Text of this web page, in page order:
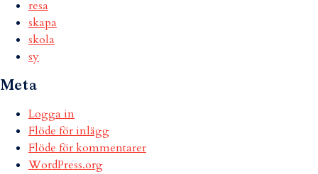
resa
skapa
skola
sy
Meta
Logga in
Flöde för inlägg
Flöde för kommentarer
WordPress.org